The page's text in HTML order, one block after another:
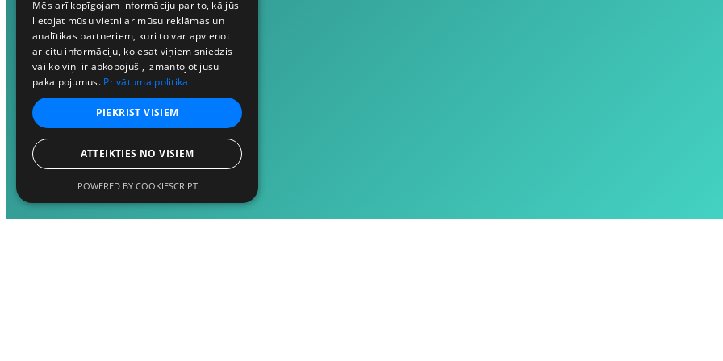
Mēs arī kopīgojam informāciju par to, kā jūs
lietojat mūsu vietni ar mūsu reklāmas un
analītikas partneriem, kuri to var apvienot
ar citu informāciju, ko esat viņiem sniedzis
vai ko viņi ir apkopojuši, izmantojot jūsu
pakalpojumus. Privātuma politika
PIEKRIST VISIEM
ATTEIKTIES NO VISIEM
POWERED BY COOKIESCRIPT